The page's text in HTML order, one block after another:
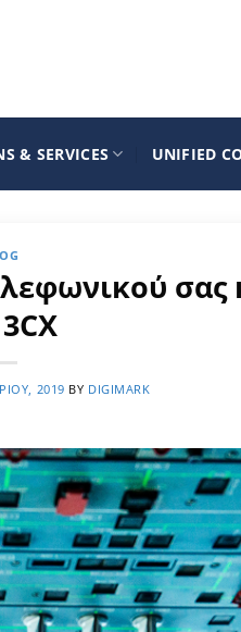
& SERVICES UNIFIED
2019 BY DIGIMARK